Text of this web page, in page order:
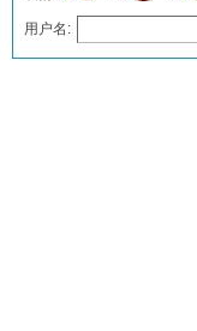
用户名: